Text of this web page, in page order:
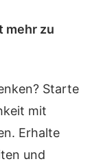
mehr zu
Starte
mit
Erhalte
und